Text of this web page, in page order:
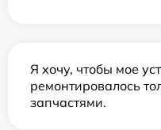
Я хочу, чтобы мое
ремонтировалось
запчастями.